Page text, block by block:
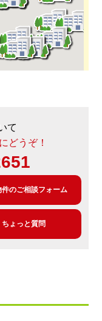
て
どうぞ！
件のご相談フォーム
ちょっと質問